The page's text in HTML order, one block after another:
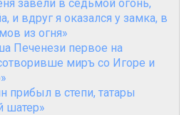
завели в седьмой огонь,
и вдруг я оказался у замка, в
из огня»
Печенези первое на
миръ со Игоре и
прибыл в степи, татары
шатер»